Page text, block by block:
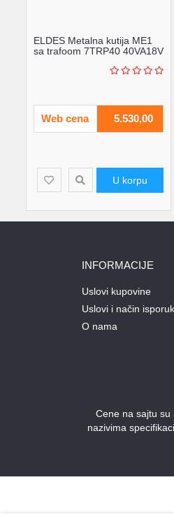
ELDES Metalna kutija ME1
sa trafoom 7TRP40 40VA18V
Web cena 5.530,00
U korpu
INFORMACIJE
Uslovi kupovine
Uslovi i način
O nama
Cene na sajtu su
nazivima